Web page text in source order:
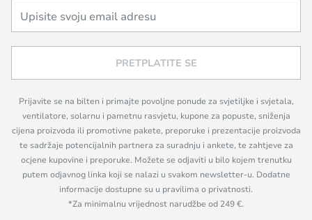
PRETPLATITE SE
Prijavite se na bilten i primajte povoljne ponude za svjetiljke i svjetala,
ventilatore, solarnu i pametnu rasvjetu, kupone za popuste, sniženja
cijena proizvoda ili promotivne pakete, preporuke i prezentacije proizvoda
te sadržaje potencijalnih partnera za suradnju i ankete, te zahtjeve za
ocjene kupovine i preporuke. Možete se odjaviti u bilo kojem trenutku
putem odjavnog linka koji se nalazi u svakom newsletter-u. Dodatne
informacije dostupne su u pravilima o privatnosti.
*Za minimalnu vrijednost narudžbe od 249 €.